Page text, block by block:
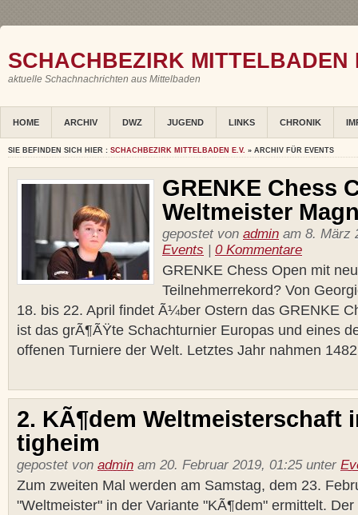
SCHACHBEZIRK MITTELBADEN
aktuelle Schachnachrichten aus Mittelbaden
HOME ARCHIV DWZ JUGEND LINKS CHRONIK
SIE BEFINDEN SICH HIER : SCHACHBEZIRK MITTELBADEN E.V. » ARCHIV FÜR EVENTS
GRENKE Chess
Weltmeister
gepostet von admin am 8. März
Events
0 Kommentare
GRENKE Chess Open mit
Teilnehmerrekord? Von
18. bis 22. April findet Ã¼ber Ostern das GRENKE
ist das grÃ¶ÃŸte Schachturnier Europas und eines
offenen Turniere der Welt. Letztes Jahr nahmen
2. KÃ¶dem Weltmeisterschaft
tigheim
gepostet von admin am 20. Februar 2019, 01:25 unter
Zum zweiten Mal werden am Samstag, dem 23.
"Weltmeister" in der Variante "KÃ¶dem" ermittelt.